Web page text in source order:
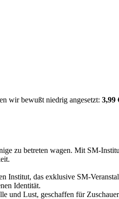
wir bewußt niedrig angesetzt: 3,99
zu betreten wagen. Mit SM-
Institut, das exklusive SM-
Identität.
und Lust, geschaffen für